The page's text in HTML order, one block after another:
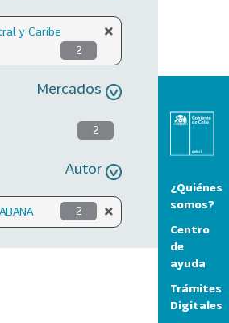
y Caribe
2
Mercados
2
Autor
2
¿Quiénes
somos?
Centro
de
ayuda
Trámites
Digitales